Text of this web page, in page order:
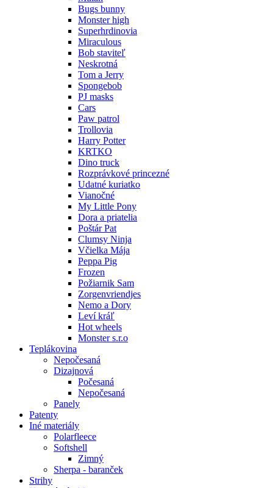
Bugs bunny
Monster high
Superhrdinovia
Miraculous
Bob staviteľ
Neskrotná
Tom a Jerry
Spongebob
PJ masks
Cars
Paw patrol
Trollovia
Harry Potter
KRTKO
Dino truck
Rozprávkové princezné
Udatné kuriatko
Vianočné
My Little Pony
Dora a priatelia
Poštár Pat
Clumsy Ninja
Včielka Mája
Peppa Pig
Frozen
Požiarnik Sam
Zorgenvriendjes
Nemo a Dory
Leví kráľ
Hot wheels
Monster s.r.o
Teplákovina
Nepočesaná
Dizajnová
Počesaná
Nepočesaná
Panely
Patenty
Iné materiály
Polarfleece
Softshell
Zimný
Sherpa - baranček
Strihy